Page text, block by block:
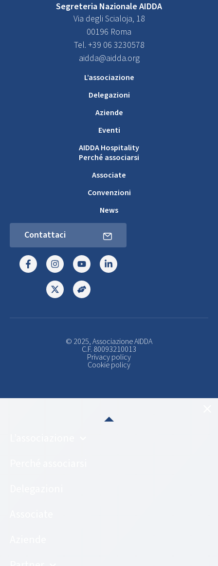
Segreteria Nazionale AIDDA
Via degli Scialoja, 18
00196 Roma
Tel. +39 06 3230578
aidda@aidda.org
L’associazione
Delegazioni
Aziende
Eventi
AIDDA Hospitality
Perché associarsi
Associate
Convenzioni
News
Contattaci
© 2025, Associazione AIDDA
C.F. 80093210013
Privacy policy
Cookie policy